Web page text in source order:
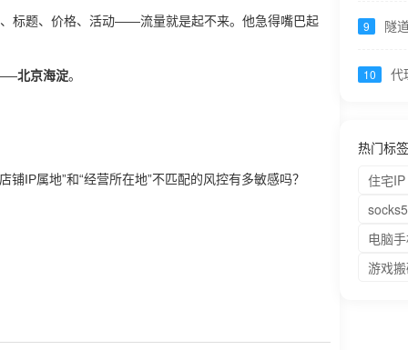
标题、价格、活动——流量就是起不来。他急得嘴巴起
北京海淀。
IP属地”和“经营所在地”不匹配的风控有多敏感吗？
9
隧
限
10
代
热门标签
住宅IP
电脑
游戏